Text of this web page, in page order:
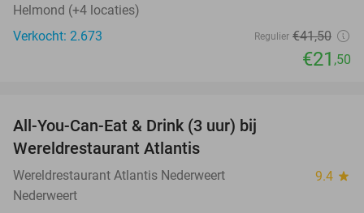
Helmond (+4 locaties)
Verkocht: 2.673
Regulier €41,50
€21 ,50
All-You-Can-Eat & Drink (3 uur) bij
Wereldrestaurant Atlantis
Wereldrestaurant Atlantis Nederweert 9.4 star
Nederweert